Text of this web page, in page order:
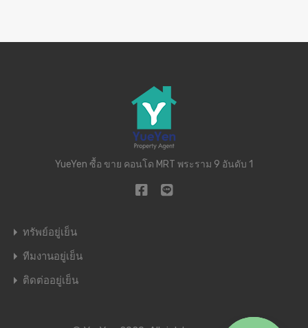
YueYen ซื้อ ขาย คอนโด MRT พระราม 9 อันดับ 1
ทรัพย์อยู่เย็น
ทีมงานอยู่เย็น
ติดต่ออยู่เย็น